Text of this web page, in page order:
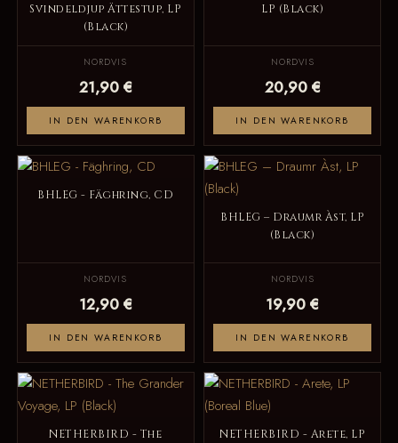
Svindeldjup Ättestup, LP
(Black)
NORDVIS
21,90 €
IN DEN WARENKORB
LP (Black)
NORDVIS
20,90 €
IN DEN WARENKORB
BHLEG - Fäghring, CD
NORDVIS
12,90 €
IN DEN WARENKORB
BHLEG – Draumr Àst, LP
(Black)
NORDVIS
19,90 €
IN DEN WARENKORB
NETHERBIRD - The
NETHERBIRD - Arete, LP